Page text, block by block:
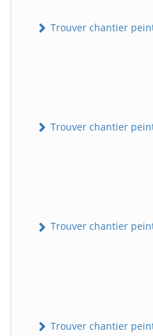
Trouver chantier
Trouver chantier
Trouver chantier
Trouver chantier